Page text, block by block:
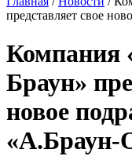
представляет свое
Компания
Браун»
новое
«А.Браун-